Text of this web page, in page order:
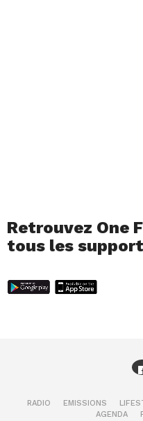
Retrouvez One
tous les
RADIO EMISSIONS
AGENDA